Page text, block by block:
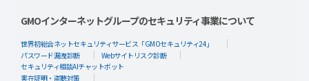
GMOインターネットグループのセキュリティ事業について
世界初総合ネットセキュリティサービス「GMOセキュリティ24」
パスワード漏洩診断
Webサイトリスク診断
セキュリティ相談AIチャットボット
実在証明・盗聴対策